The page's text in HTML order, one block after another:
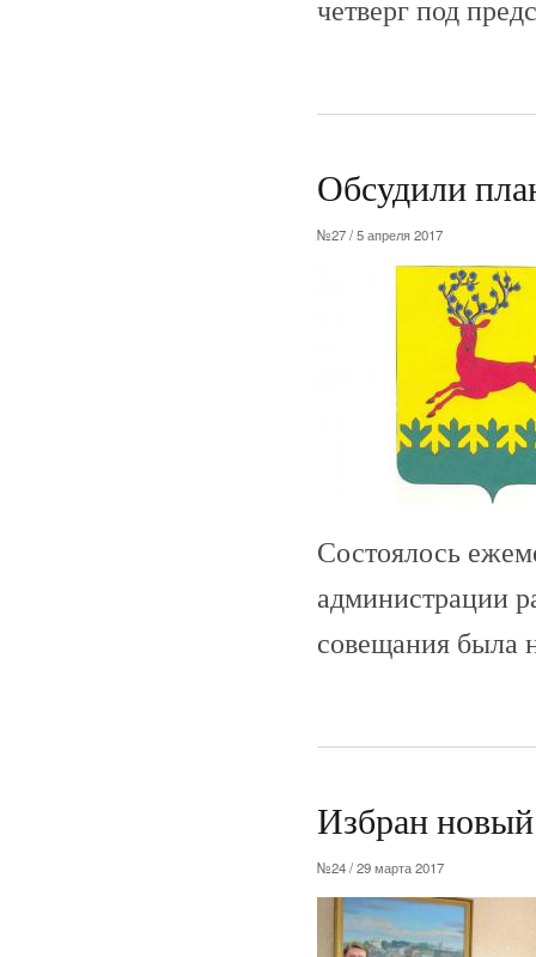
четверг под
Обсудили
№27 / 5 апреля 2017
Состоялось
администрации
совещания была
Избран
№24 / 29 марта 2017